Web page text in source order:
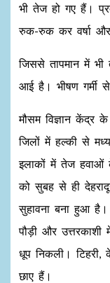
भी तेज हो गए हैं।
रुक-रुक कर वर्षा और
जिससे तापमान में
आई है। भीषण गर्मी
मौसम विज्ञान केंद्र
जिलों में हल्की से
इलाकों में तेज हवाओं
को सुबह से ही
सुहावना बना हुआ है।
पौड़ी और उत्तरकाशी
धूप निकली। टिहरी,
छाए हैं।